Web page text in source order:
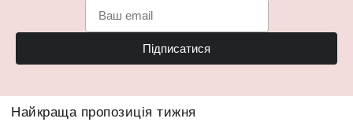
Підписатися
Найкраща пропозиція тижня